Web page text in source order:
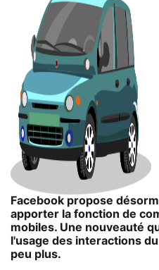
Facebook propose
apporter la fonction de
mobiles. Une nouveauté
l'usage des interactions
peu plus.